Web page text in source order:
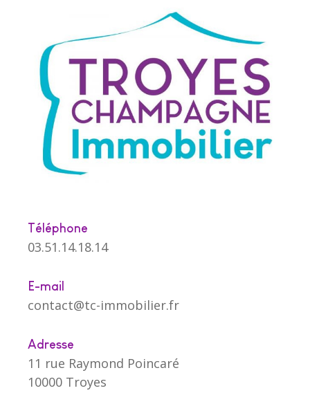
Téléphone
03.51.14.18.14
E-mail
contact@tc-immobilier.fr
Adresse
11 rue Raymond Poincaré
10000 Troyes